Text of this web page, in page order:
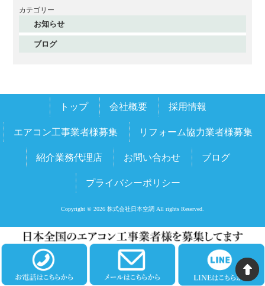
2025年12月
2025年11月
2025年10月
2025年7月
2025年6月
2025年2月
2025年1月
2024年12月
2024年11月
カテゴリー
お知らせ
ブログ
トップ 会社概要 採用情報
エアコン工事業者様募集 リフォーム協力業者様募集
紹介業務代理店 お問い合わせ ブログ
プライバシーポリシー
Copyright © 2026 株式会社日本空調 All rights Reserved.